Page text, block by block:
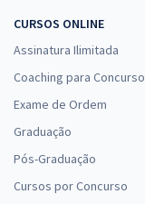
CURSOS ONLINE
Assinatura Ilimitada
Coaching para
Exame de Ordem
Graduação
Pós-Graduação
Cursos por Concurso